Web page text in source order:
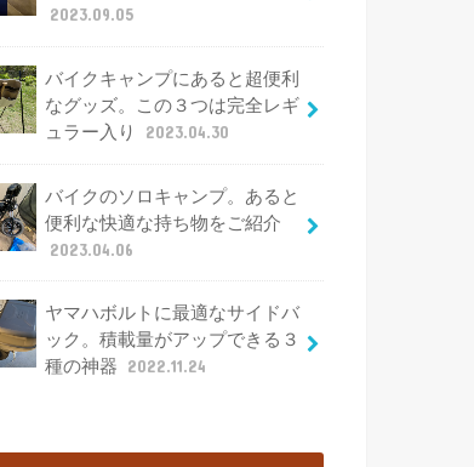
2023.09.05
バイクキャンプにあると超便利
なグッズ。この３つは完全レギ
ュラー入り
2023.04.30
バイクのソロキャンプ。あると
便利な快適な持ち物をご紹介
2023.04.06
ヤマハボルトに最適なサイドバ
ック。積載量がアップできる３
種の神器
2022.11.24